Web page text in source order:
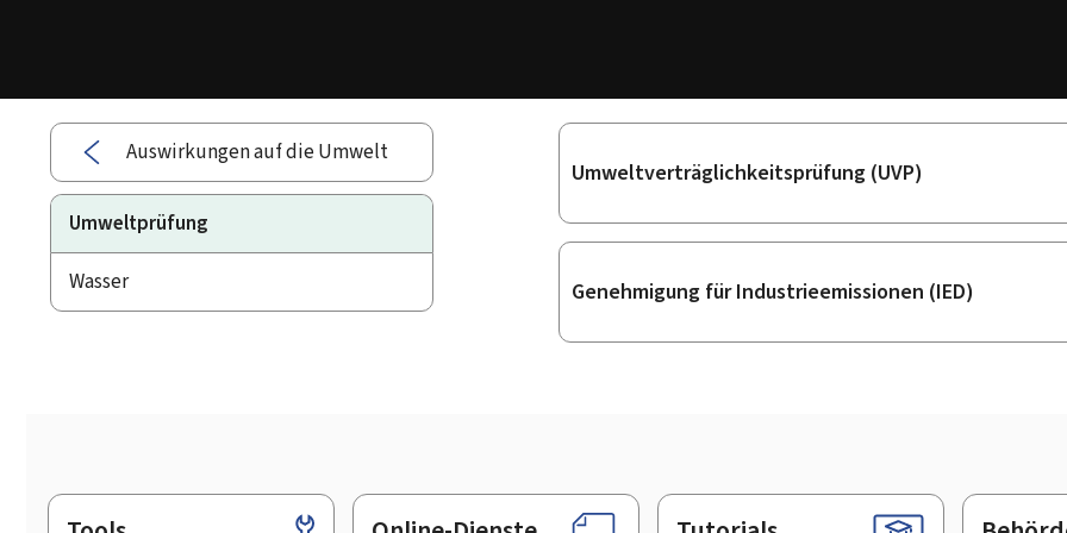
Auswirkungen auf die Umwelt
Umweltprüfung
Wasser
Unterrubriken
Umweltverträglichkeitsprüfung (UVP)
Genehmigung für Industrieemissionen (IED)